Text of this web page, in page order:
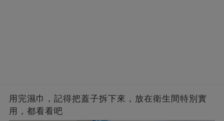
用完濕巾，記得把蓋子拆下來，放在衛生間特別實
用，都看看吧